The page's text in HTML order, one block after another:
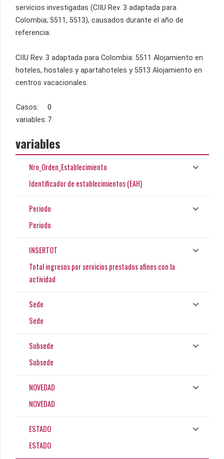
servicios investigadas (CIIU Rev. 3 adaptada para
Colombia; 5511, 5513), causados durante el año de
referencia.
CIIU Rev. 3 adaptada para Colombia: 5511 Alojamiento en
hoteles, hostales y apartahoteles y 5513 Alojamiento en
centros vacacionales.
Casos:
0
variables: 7
variables
Nro_Orden_Establecimiento
Identificador de establecimientos (EAH)
Periodo
Periodo
INSERTOT
Total ingresos por servicios prestados afines con la
actividad
Sede
Sede
Subsede
Subsede
NOVEDAD
NOVEDAD
ESTADO
ESTADO